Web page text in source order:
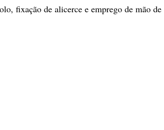
fixação de alicerce e emprego de mão de